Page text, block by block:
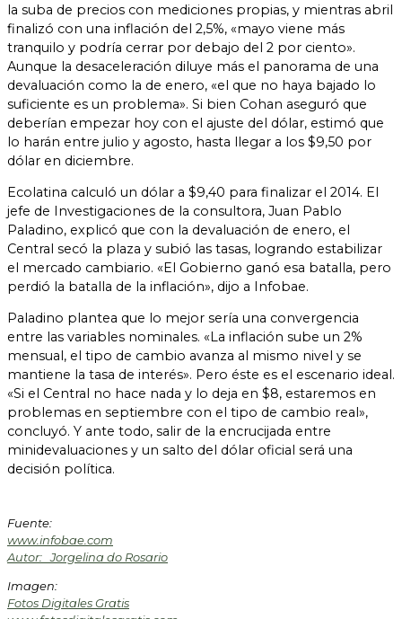
la suba de precios con mediciones propias, y mientras abril
finalizó con una inflación del 2,5%, «mayo viene más
tranquilo y podría cerrar por debajo del 2 por ciento».
Aunque la desaceleración diluye más el panorama de una
devaluación como la de enero, «el que no haya bajado lo
suficiente es un problema». Si bien Cohan aseguró que
deberían empezar hoy con el ajuste del dólar, estimó que
lo harán entre julio y agosto, hasta llegar a los $9,50 por
dólar en diciembre.
Ecolatina calculó un dólar a $9,40 para finalizar el 2014. El
jefe de Investigaciones de la consultora, Juan Pablo
Paladino, explicó que con la devaluación de enero, el
Central secó la plaza y subió las tasas, logrando estabilizar
el mercado cambiario. «El Gobierno ganó esa batalla, pero
perdió la batalla de la inflación», dijo a Infobae.
Paladino plantea que lo mejor sería una convergencia
entre las variables nominales. «La inflación sube un 2%
mensual, el tipo de cambio avanza al mismo nivel y se
mantiene la tasa de interés». Pero éste es el escenario ideal.
«Si el Central no hace nada y lo deja en $8, estaremos en
problemas en septiembre con el tipo de cambio real»,
concluyó. Y ante todo, salir de la encrucijada entre
minidevaluaciones y un salto del dólar oficial será una
decisión política.
Fuente:
www.infobae.com
Autor: Jorgelina do Rosario
Imagen:
Fotos Digitales Gratis